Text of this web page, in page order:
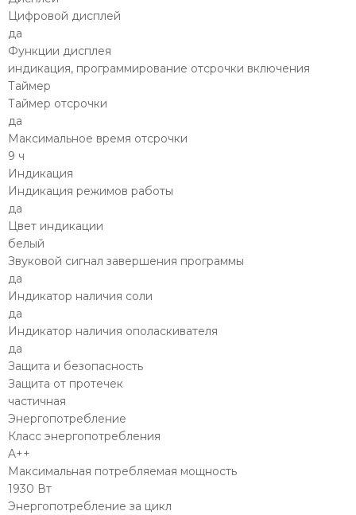
Цифровой дисплей
да
Функции дисплея
индикация, программирование отсрочки включения
Таймер
Таймер отсрочки
да
Максимальное время отсрочки
9 ч
Индикация
Индикация режимов работы
да
Цвет индикации
белый
Звуковой сигнал завершения программы
да
Индикатор наличия соли
да
Индикатор наличия ополаскивателя
да
Защита и безопасность
Защита от протечек
частичная
Энергопотребление
Класс энергопотребления
A++
Максимальная потребляемая мощность
1930 Вт
Энергопотребление за цикл